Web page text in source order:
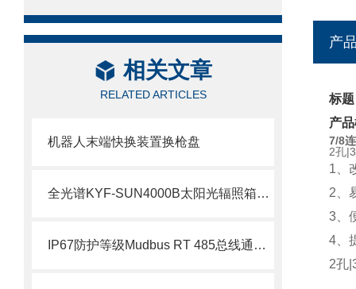
相关文章
RELATED ARTICLES
机器人末端快换装置换枪盘
全光谱KYF-SUN4000B太阳光辐照箱氙灯老化试验箱
IP67防护等级Mudbus RT 485总线通信模块分线盒
产
标
产
7/8
2孔
1、
2、
3、
4、
2孔